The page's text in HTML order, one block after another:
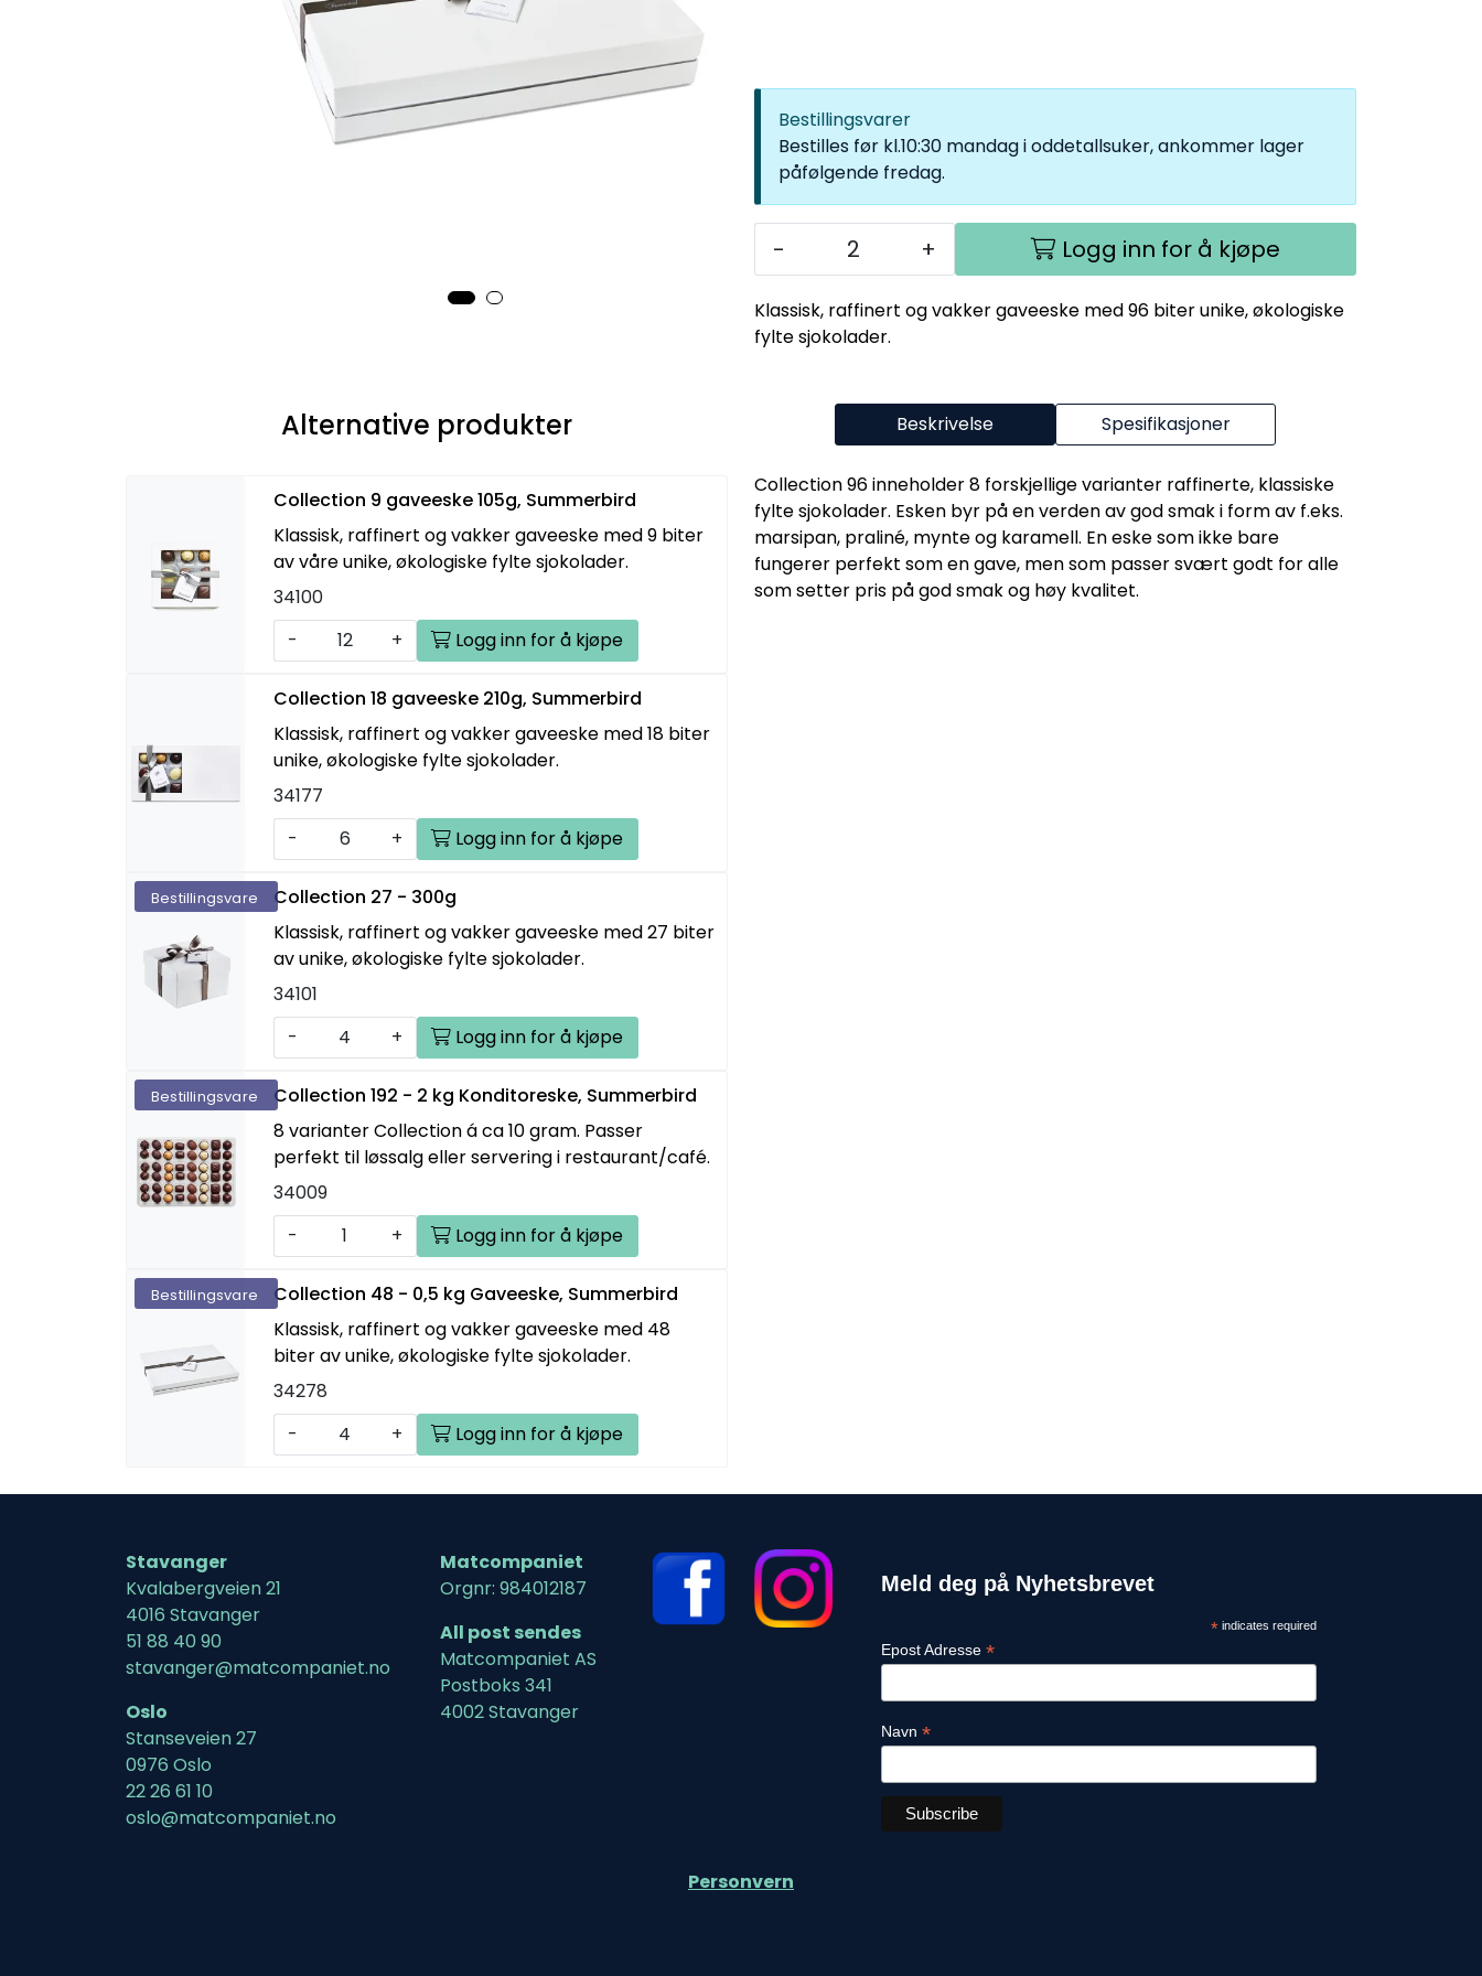
Bestillingsvarer
Bestilles før kl.10:30 mandag i oddetallsuker, ankommer lager
påfølgende fredag.
- + Logg inn for å kjøpe
Klassisk, raffinert og vakker gaveeske med 96 biter unike, økologiske
fylte sjokolader.
Alternative produkter
Collection 9 gaveeske 105g, Summerbird
Klassisk, raffinert og vakker gaveeske med 9 biter
av våre unike, økologiske fylte sjokolader.
34100
-
+ Logg inn for å kjøpe
Collection 18 gaveeske 210g, Summerbird
Klassisk, raffinert og vakker gaveeske med 18 biter
unike, økologiske fylte sjokolader.
34177
-
+ Logg inn for å kjøpe
Bestillingsvare
Collection 27 - 300g
Klassisk, raffinert og vakker gaveeske med 27 biter
av unike, økologiske fylte sjokolader.
34101
-
+ Logg inn for å kjøpe
Bestillingsvare
Collection 192 - 2 kg Konditoreske, Summerbird
8 varianter Collection á ca 10 gram. Passer
perfekt til løssalg eller servering i restaurant/café.
34009
-
+ Logg inn for å kjøpe
Bestillingsvare
Collection 48 - 0,5 kg Gaveeske, Summerbird
Klassisk, raffinert og vakker gaveeske med 48
biter av unike, økologiske fylte sjokolader.
34278
-
+ Logg inn for å kjøpe
Beskrivelse Spesifikasjoner
Collection 96 inneholder 8 forskjellige varianter raffinerte, klassiske
fylte sjokolader. Esken byr på en verden av god smak i form av f.eks.
marsipan, praliné, mynte og karamell. En eske som ikke bare
fungerer perfekt som en gave, men som passer svært godt for alle
som setter pris på god smak og høy kvalitet.
Stavanger
Kvalabergveien 21
4016 Stavanger
51 88 40 90
stavanger@matcompaniet.no
Oslo
Stanseveien 27
0976 Oslo
22 26 61 10
oslo@matcompaniet.no
Matcompaniet
Orgnr: 984012187
All post sendes
Matcompaniet AS
Postboks 341
4002 Stavanger
Meld deg på Nyhetsbrevet
*indicates required
Epost Adresse *
Navn *
Personvern